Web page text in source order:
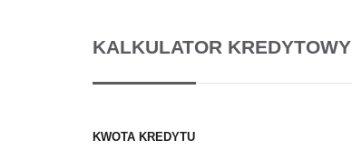
KALKULATOR KREDYTOWY
KWOTA KREDYTU